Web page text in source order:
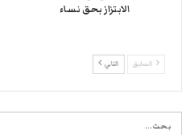
الابتزاز بحق نساء
السابق التالي